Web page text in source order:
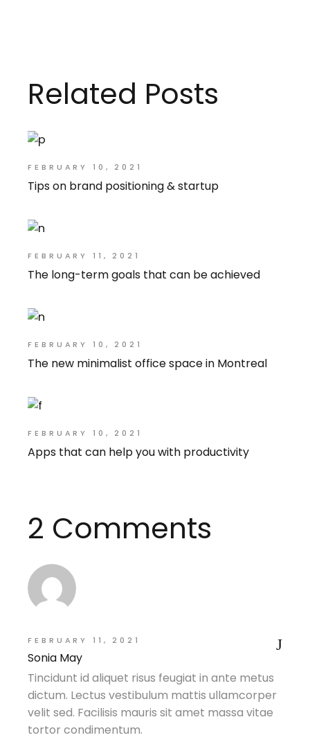
Related Posts
FEBRUARY 10, 2021
Tips on brand positioning & startup
FEBRUARY 11, 2021
The long-term goals that can be achieved
FEBRUARY 10, 2021
The new minimalist office space in Montreal
FEBRUARY 10, 2021
Apps that can help you with productivity
2 Comments
FEBRUARY 11, 2021
Sonia May
Tincidunt id aliquet risus feugiat in ante metus
dictum. Lectus vestibulum mattis ullamcorper
velit sed. Facilisis mauris sit amet massa vitae
tortor condimentum.